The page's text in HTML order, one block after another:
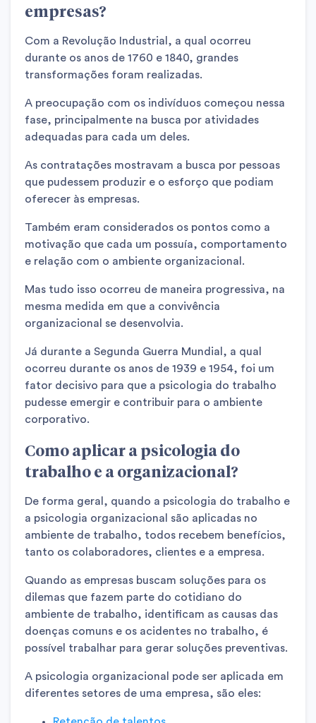
empresas?
Com a Revolução Industrial, a qual ocorreu
durante os anos de 1760 e 1840, grandes
transformações foram realizadas.
A preocupação com os indivíduos começou nessa
fase, principalmente na busca por atividades
adequadas para cada um deles.
As contratações mostravam a busca por pessoas
que pudessem produzir e o esforço que podiam
oferecer às empresas.
Também eram considerados os pontos como a
motivação que cada um possuía, comportamento
e relação com o ambiente organizacional.
Mas tudo isso ocorreu de maneira progressiva, na
mesma medida em que a convivência
organizacional se desenvolvia.
Já durante a Segunda Guerra Mundial, a qual
ocorreu durante os anos de 1939 e 1954, foi um
fator decisivo para que a psicologia do trabalho
pudesse emergir e contribuir para o ambiente
corporativo.
Como aplicar a psicologia do
trabalho e a organizacional?
De forma geral, quando a psicologia do trabalho e
a psicologia organizacional são aplicadas no
ambiente de trabalho, todos recebem benefícios,
tanto os colaboradores, clientes e a empresa.
Quando as empresas buscam soluções para os
dilemas que fazem parte do cotidiano do
ambiente de trabalho, identificam as causas das
doenças comuns e os acidentes no trabalho, é
possível trabalhar para gerar soluções preventivas.
A psicologia organizacional pode ser aplicada em
diferentes setores de uma empresa, são eles: